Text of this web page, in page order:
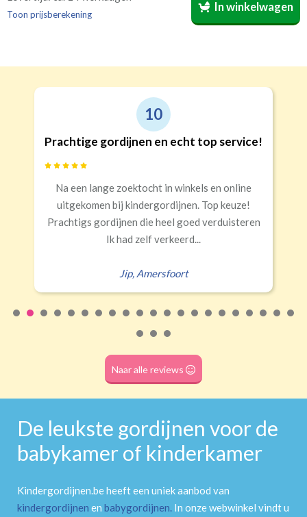
(incl. verstelbare gordijnhaken)
(wave plooi)
Roede
(tunnel)
(dubbele tunnel)
Geen extra verduistering
Half verduisterend Volledige verduisterend
€34,95 per stuk
voor welke kamer is bestemd. Wij vermelden dat dan op
(niet verplicht, maar wel handig).
Toon prijsberekening
In winkelwagen
Prachtige gordijnen en echt top service!
Na een lange zoektocht in winkels en online
uitgekomen bij kindergordijnen. Top keuze!
Prachtigs gordijnen die heel goed verduisteren
Ik had zelf verkeerd...
Amersfoort
Naar alle reviews
De leukste gordijnen voor de
babykamer of kinderkamer
Kindergordijnen.be heeft een uniek aanbod van
kindergordijnen en babygordijnen. In onze webwinkel vindt u